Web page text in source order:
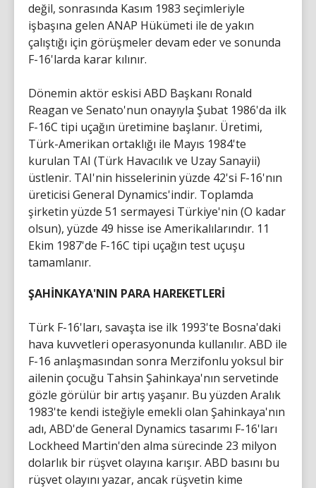
değil, sonrasında Kasım 1983 seçimleriyle
işbaşına gelen ANAP Hükümeti ile de yakın
çalıştığı için görüşmeler devam eder ve sonunda
F-16'larda karar kılınır.
Dönemin aktör eskisi ABD Başkanı Ronald
Reagan ve Senato'nun onayıyla Şubat 1986'da ilk
F-16C tipi uçağın üretimine başlanır. Üretimi,
Türk-Amerikan ortaklığı ile Mayıs 1984'te
kurulan TAI (Türk Havacılık ve Uzay Sanayii)
üstlenir. TAI'nin hisselerinin yüzde 42'si F-16'nın
üreticisi General Dynamics'indir. Toplamda
şirketin yüzde 51 sermayesi Türkiye'nin (O kadar
olsun), yüzde 49 hisse ise Amerikalılarındır. 11
Ekim 1987'de F-16C tipi uçağın test uçuşu
tamamlanır.
ŞAHİNKAYA'NIN PARA HAREKETLERİ
Türk F-16'ları, savaşta ise ilk 1993'te Bosna'daki
hava kuvvetleri operasyonunda kullanılır. ABD ile
F-16 anlaşmasından sonra Merzifonlu yoksul bir
ailenin çocuğu Tahsin Şahinkaya'nın servetinde
gözle görülür bir artış yaşanır. Bu yüzden Aralık
1983'te kendi isteğiyle emekli olan Şahinkaya'nın
adı, ABD'de General Dynamics tasarımı F-16'ları
Lockheed Martin'den alma sürecinde 23 milyon
dolarlık bir rüşvet olayına karışır. ABD basını bu
rüşvet olayını yazar, ancak rüşvetin kime